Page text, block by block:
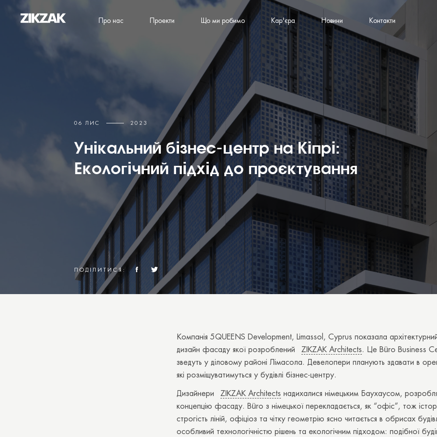
06 ЛИС 2023
Унікальний бізнес-центр на Кіпрі:
Екологічний підхід до проєктування
ПОДІЛИТИСЯ:
Компанія 5QUEENS Development, Limassol, Cyprus показала
дизайн фасаду якої розроблений
ZIKZAK Architects. Це Büro Business
зведуть у діловому районі Лімасола. Девелопери планують здавати в
які розміщуватимуться у будівлі бізнес-центру.
Дизайнери ZIKZAK Architects надихалися німецьким Баухаусом,
концепцію фасаду. Büro з німецької перекладається, як “офіс”, тож
строгість ліній, офіціоз та чітку геометрію ясно читається в обрисах
особливий технологічністю рішень та екологічним підходом: подібної
Про нас Проекти Що ми робимо Кар'єра Новини Контакти